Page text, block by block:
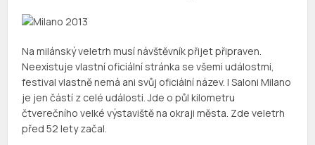
Na milánský veletrh musí návštěvník přijet připraven.
Neexistuje vlastní oficiální stránka se všemi událostmi,
festival vlastně nemá ani svůj oficiální název. I Saloni Milano
je jen částí z celé události. Jde o půl kilometru
čtverečního velké výstaviště na okraji města. Zde veletrh
před 52 lety začal.